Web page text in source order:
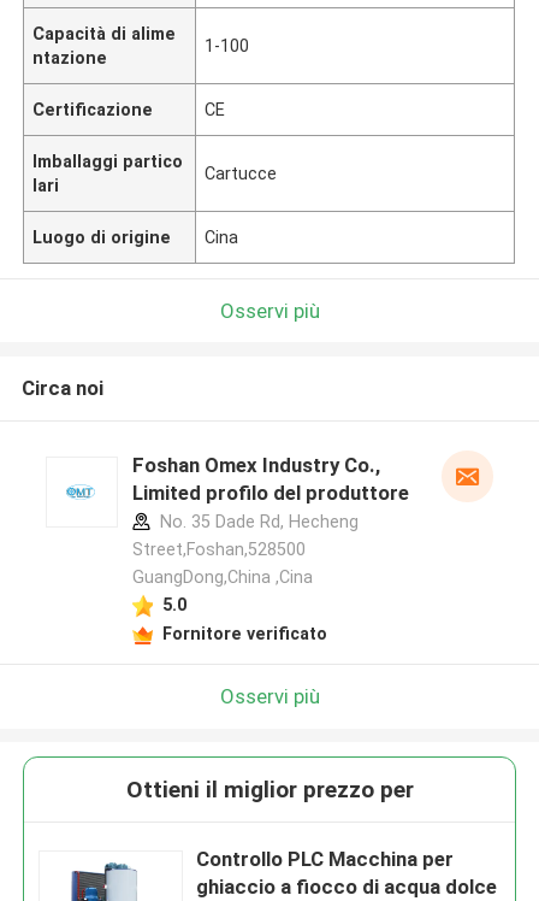
Capacità di alime
ntazione
1-100
Certificazione CE
Imballaggi partico
lari
Cartucce
Luogo di origine Cina
Osservi più
Circa noi
Foshan Omex Industry Co.,
Limited profilo del produttore
No. 35 Dade Rd, Hecheng
Street,Foshan,528500
GuangDong,China ,Cina
5.0
Fornitore verificato
Osservi più
Ottieni il miglior prezzo per
Controllo PLC Macchina per
ghiaccio a fiocco di acqua dolce